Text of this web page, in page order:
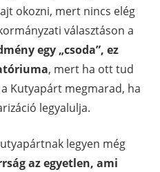
okozni, mert nincs elég
választáson a
egy „csoda”, ez
, mert ha ott tud
Kutyapárt megmarad, ha
legyalulja.
legyen még
az egyetlen, ami